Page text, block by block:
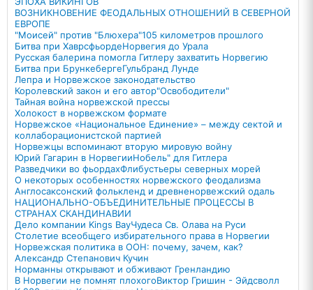
ВОЗНИКНОВЕНИЕ ФЕОДАЛЬНЫХ ОТНОШЕНИЙ В СЕВЕРНОЙ
ЕВРОПЕ
"Моисей" против "Блюхера"105 километров прошлого
Битва при ХаврсфьордеНорвегия до Урала
Русская балерина помогла Гитлеру захватить Норвегию
Битва при БрункебергеГульбранд Лунде
Лепра и Норвежское законодательство
Королевский закон и его автор"Освободители"
Тайная война норвежской прессы
Холокост в норвежском формате
Норвежское «Национальное Единение» – между сектой и
коллаборационистской партией
Норвежцы вспоминают вторую мировую войну
Юрий Гагарин в НорвегииНобель" для Гитлера
Разведчики во фьордахФлибустьеры северных морей
О некоторых особенностях норвежского феодализма
Англосаксонский фолькленд и древненорвежский одаль
НАЦИОНАЛЬНО-ОБЪЕДИНИТЕЛЬНЫЕ ПРОЦЕССЫ В
СТРАНАХ СКАНДИНАВИИ
Дело компании Kings BayЧудеса Св. Олава на Руси
Столетие всеобщего избирательного права в Норвегии
Норвежская политика в ООН: почему, зачем, как?
Александр Степанович Кучин
Норманны открывают и обживают Гренландию
В Норвегии не помнят плохогоВиктор Гришин - Эйдсволл